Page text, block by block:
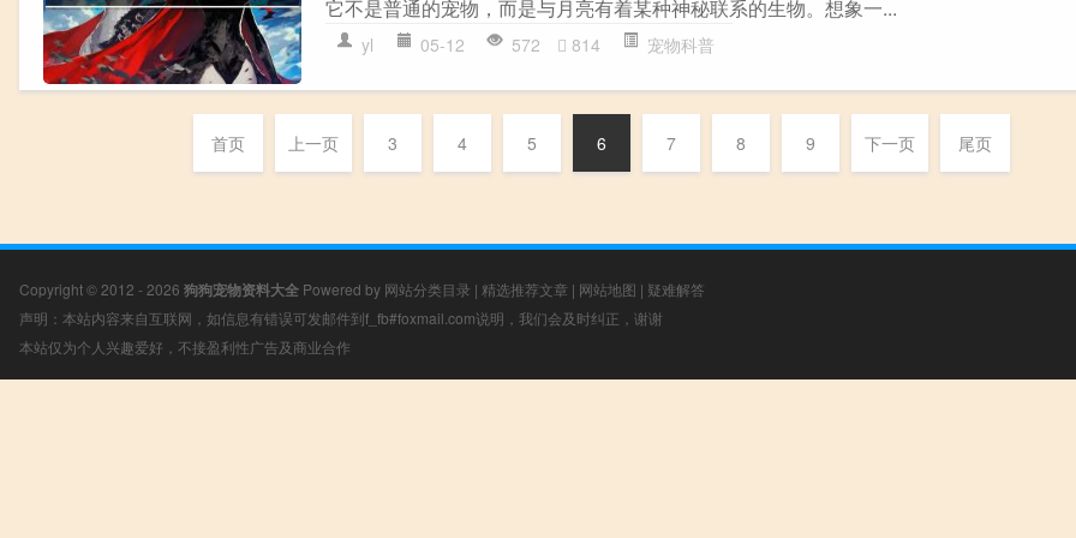
它不是普通的宠物，而是与月亮有着某种神秘联系的生物。想象一...
yl 05-12 572 814 宠物科普
首页 上一页 3 4 5 6 7 8 9 下一页 尾页
Copyright © 2012 - 2026 狗狗宠物资料大全 Powered by 网站分类目录 | 精选推荐文章 | 网站地图 | 疑难解答
声明：本站内容来自互联网，如信息有错误可发邮件到f_fb#foxmail.com说明，我们会及时纠正，谢谢
本站仅为个人兴趣爱好，不接盈利性广告及商业合作